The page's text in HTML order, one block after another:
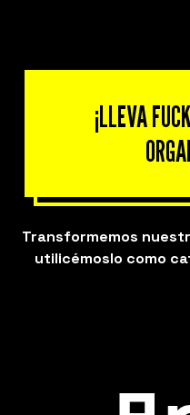
¡LLEVA
Transformemos
utilicémoslo como